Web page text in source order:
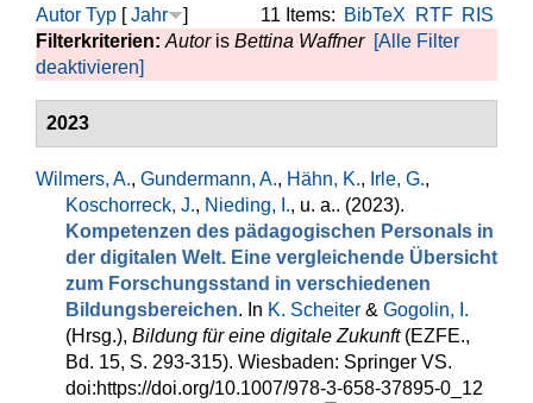
11 Items: BibTeX RTF RIS
Autor Typ [Jahr
]
Filterkriterien: Autoris Bettina Waffner [Alle Filter
deaktivieren]
2023
Wilmers, A., Gundermann, A., Hähn, K., Irle, G.,
Koschorreck, J., Nieding, I., u. a.. (2023).
Kompetenzen des pädagogischen Personals in
der digitalen Welt. Eine vergleichende Übersicht
zum Forschungsstand in verschiedenen
Bildungsbereichen. In K. Scheiter & Gogolin, I.
(Hrsg.), Bildung für eine digitale Zukunft(EZFE.,
Bd. 15, S. 293-315). Wiesbaden: Springer VS.
doi:https://doi.org/10.1007/978-3-658-37895-0_12